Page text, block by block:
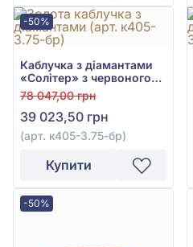
-50%
Каблучка з діамантами
«Солітер» з червоного
золота 585° з діамантом
0,21ct, арт. к405-3.75к-бр
78 047,00 грн
39 023,50 грн
(арт. к405-3.75-бр)
Купити
-50%